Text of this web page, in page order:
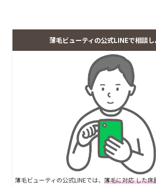
薄毛ビューティの公式LINEで相談し
薄毛ビューティの公式LINEでは、 薄毛に対応 した